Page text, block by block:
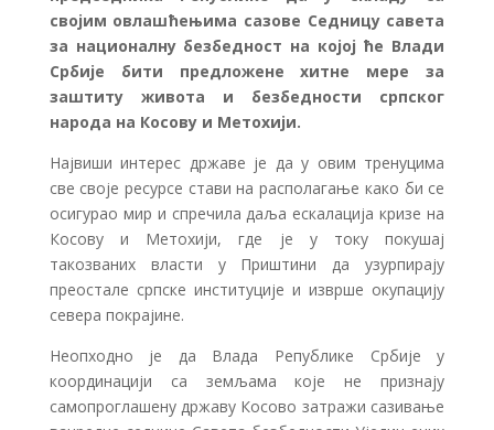
својим овлашћењима сазове Седницу савета
за националну безбедност на којој ће Влади
Србије бити предложене хитне мере за
заштиту живота и безбедности српског
народа на Косову и Метохији.
Највиши интерес државе је да у овим тренуцима
све своје ресурсе стави на располагање како би се
осигурао мир и спречила даља ескалација кризе на
Косову и Метохији, где је у току покушај
такозваних власти у Приштини да узурпирају
преостале српске институције и изврше окупацију
севера покрајине.
Неопходно је да Влада Републике Србије у
координацији са земљама које не признају
самопроглашену државу Косово затражи сазивање